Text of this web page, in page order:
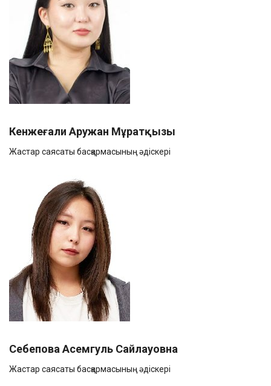
Кенжеғали Аружан Мұратқызы
Жастар саясаты басқармасының әдіскері
Себепова Асемгуль Сайлауовна
Жастар саясаты басқармасының әдіскері